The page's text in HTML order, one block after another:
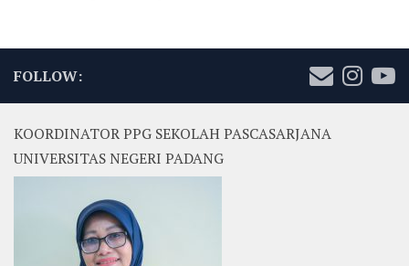
FOLLOW:
KOORDINATOR PPG SEKOLAH PASCASARJANA
UNIVERSITAS NEGERI PADANG